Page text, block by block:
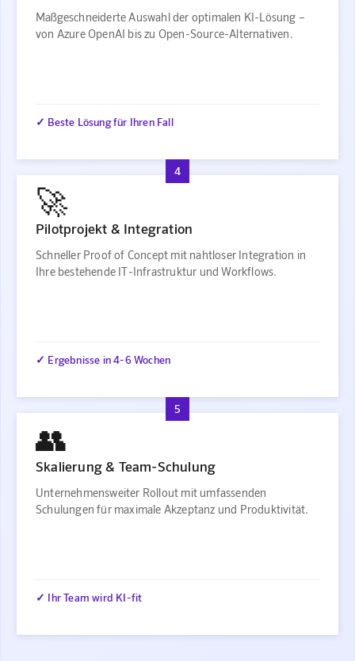
Maßgeschneiderte Auswahl der optimalen KI-Lösung –
von Azure OpenAI bis zu Open-Source-Alternativen.
✓ Beste Lösung für Ihren Fall
4
🚀
Pilotprojekt & Integration
Schneller Proof of Concept mit nahtloser Integration in
Ihre bestehende IT-Infrastruktur und Workflows.
✓ Ergebnisse in 4-6 Wochen
5
👥
Skalierung & Team-Schulung
Unternehmensweiter Rollout mit umfassenden
Schulungen für maximale Akzeptanz und Produktivität.
✓ Ihr Team wird KI-fit